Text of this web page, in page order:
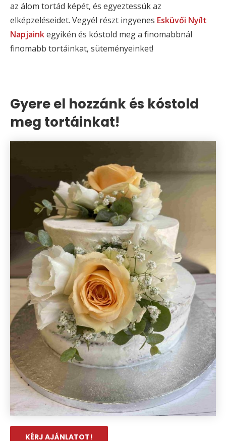
az álom tortád képét, és egyeztessük az
elképzeléseidet. Vegyél részt ingyenes Esküvői Nyílt
Napjainkegyikén és kóstold meg a finomabbnál
finomabb tortáinkat, süteményeinket!
Gyere el hozzánk és kóstold
meg tortáinkat!
KÉRJ AJÁNLATOT!